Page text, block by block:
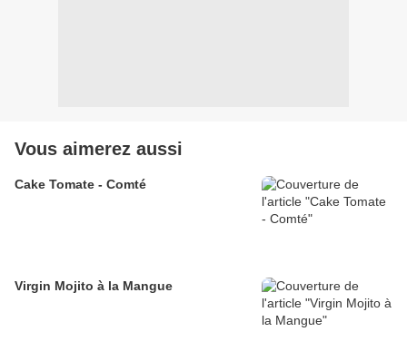
Vous aimerez aussi
Cake Tomate - Comté
Virgin Mojito à la Mangue